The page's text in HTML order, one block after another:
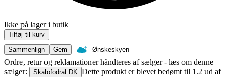
Ikke på lager i butik
Tilføj til kurv
Sammenlign
Gem Ønskeskyen
Ordre, retur og reklamationer håndteres af sælger - læs om denne
sælger:
Skalofodral DK Dette produkt er blevet bedømt til 1.2 ud af